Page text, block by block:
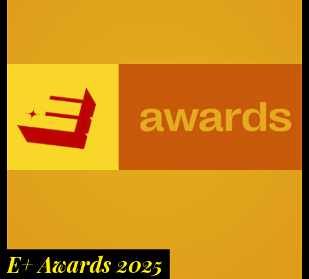
E+ Awards 2025